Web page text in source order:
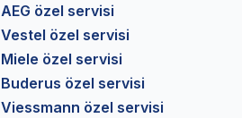
AEG özel servisi
Vestel özel servisi
Miele özel servisi
Buderus özel servisi
Viessmann özel servisi